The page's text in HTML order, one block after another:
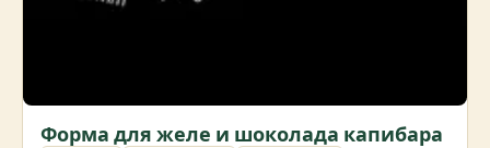
Форма для желе и шоколада капибара